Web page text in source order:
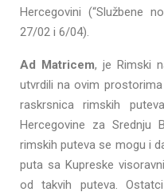
Hercegovini (“Službene
27/02 i 6/04).
Ad Matricem, je Rimski
utvrdili na ovim
raskrsnica rimskih
Hercegovine za Srednju
rimskih puteva se mogu i
puta sa Kupreske
od takvih puteva.